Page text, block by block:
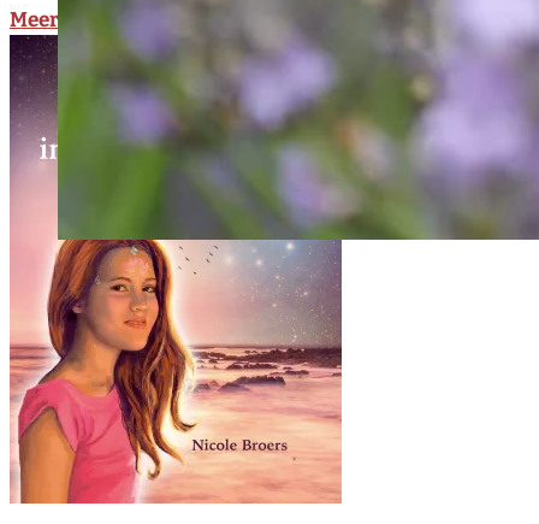
Meer over het boek